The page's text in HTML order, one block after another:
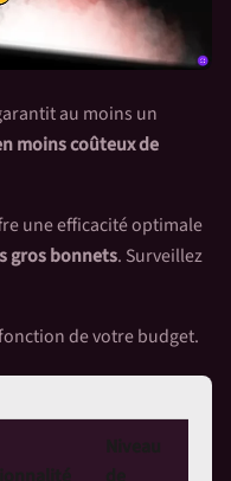
au moins un
moins coûteux de
une efficacité optimale
gros bonnets. Surveillez
de votre budget.